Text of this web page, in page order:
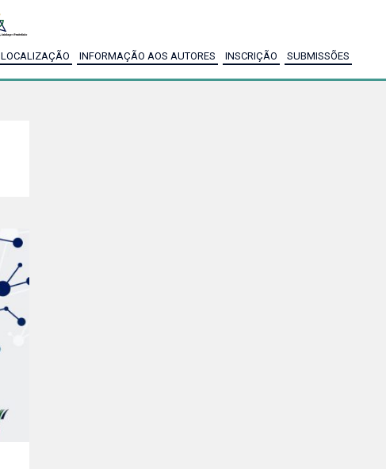
LOCALIZAÇÃO INFORMAÇÃO AOS AUTORES INSCRIÇÃO SUBMISSÕES